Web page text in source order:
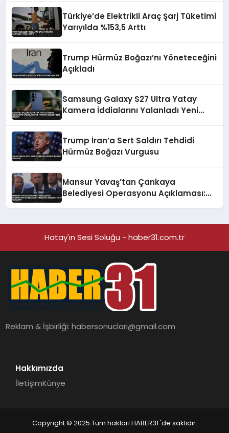
Türkiye’de Elektrikli Araç Şarj Tüketimi
Yarıyılda %153,5 Arttı
Trump Hürmüz Boğazı’nı Yöneteceğini
Açıkladı
Samsung Galaxy S27 Ultra Yatay
Kamera İddialarını Yalanladı Yeni
Trump İran’a Sert Saldırı Tehdidi
Hürmüz Boğazı Vurgusu
Mansur Yavaş’tan Çankaya
Belediyesi Operasyonu Açıklaması:
Hatay'ın Sesi Soluğu - haber31.com.tr
Reklam & İşbirliği:habersonuclari@gmail.com
Hakkımızda
İletişimKünye
Copyright © 2025 Tüm hakları HABER31 'de saklıdır.